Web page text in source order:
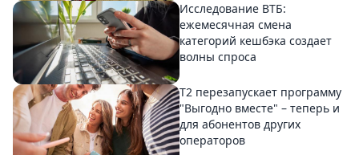
Исследование ВТБ:
ежемесячная смена
категорий кешбэка создает
волны спроса
Т2 перезапускает программу
"Выгодно вместе" – теперь и
для абонентов других
операторов